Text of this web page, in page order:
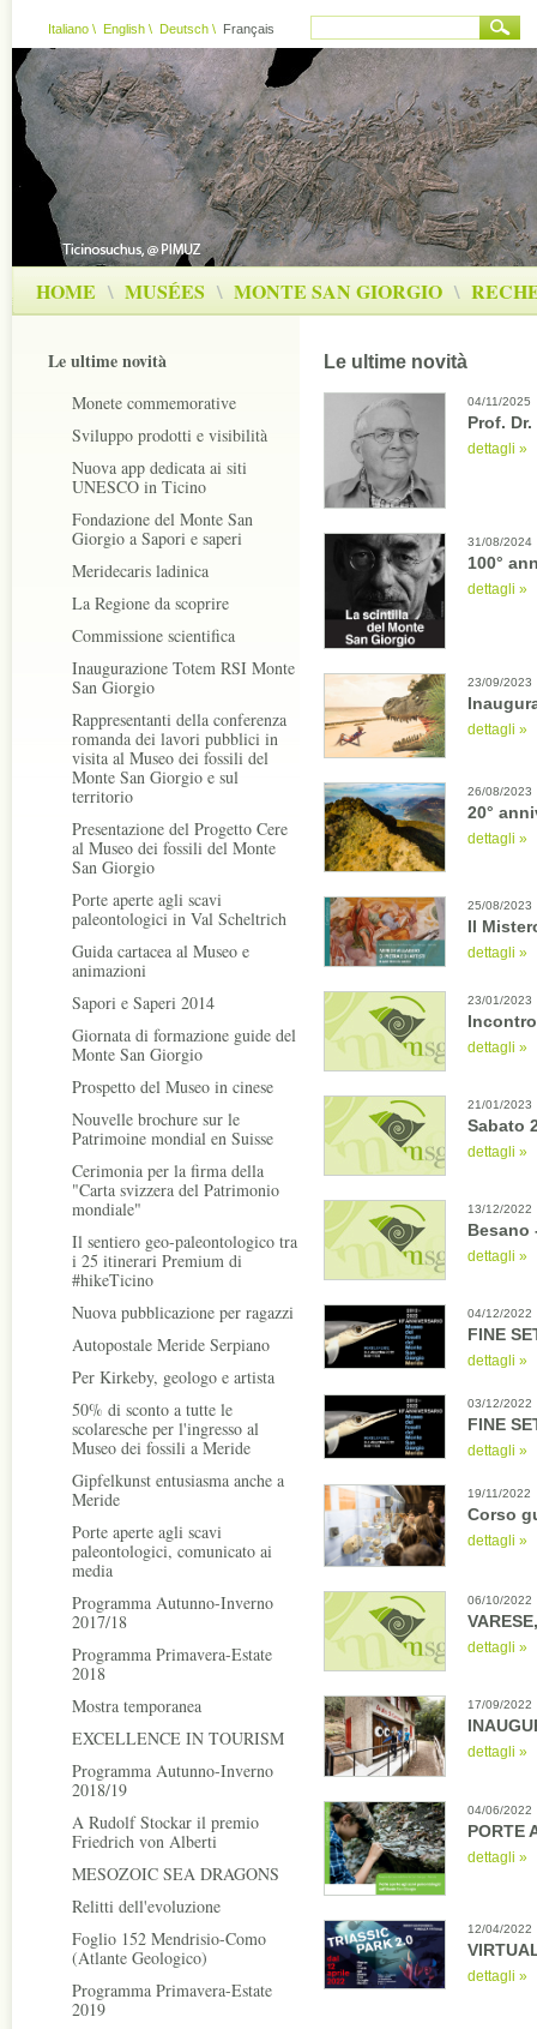
Italiano \ English \ Deutsch \ Français
HOME \ MUSÉES \ MONTE SAN GIORGIO \
Le ultime novità
Monete commemorative
Sviluppo prodotti e visibilità
Nuova app dedicata ai siti
UNESCO in Ticino
Fondazione del Monte San
Giorgio a Sapori e saperi
Meridecaris ladinica
La Regione da scoprire
Commissione scientifica
Inaugurazione Totem RSI Monte
San Giorgio
Rappresentanti della conferenza
romanda dei lavori pubblici in
visita al Museo dei fossili del
Monte San Giorgio e sul
territorio
Presentazione del Progetto Cere
al Museo dei fossili del Monte
San Giorgio
Porte aperte agli scavi
paleontologici in Val Scheltrich
Guida cartacea al Museo e
animazioni
Sapori e Saperi 2014
Giornata di formazione guide del
Monte San Giorgio
Prospetto del Museo in cinese
Nouvelle brochure sur le
Patrimoine mondial en Suisse
Cerimonia per la firma della
"Carta svizzera del Patrimonio
mondiale"
Il sentiero geo-paleontologico tra
i 25 itinerari Premium di
#hikeTicino
Nuova pubblicazione per ragazzi
Autopostale Meride Serpiano
Per Kirkeby, geologo e artista
50% di sconto a tutte le
scolaresche per l'ingresso al
Museo dei fossili a Meride
Gipfelkunst entusiasma anche a
Meride
Porte aperte agli scavi
paleontologici, comunicato ai
media
Programma Autunno-Inverno
2017/18
Programma Primavera-Estate
2018
Mostra temporanea
EXCELLENCE IN TOURISM
Programma Autunno-Inverno
2018/19
A Rudolf Stockar il premio
Friedrich von Alberti
MESOZOIC SEA DRAGONS
Relitti dell'evoluzione
Foglio 152 Mendrisio-Como
(Atlante Geologico)
Programma Primavera-Estate
2019
Le ultime novità
04/11/2025
Prof.
dettagli »
31/08/2024
100°
dettagli »
23/09/2023
dettagli »
26/08/2023
20°
dettagli »
25/08/2023
Il
dettagli »
23/01/2023
dettagli »
21/01/2023
Sabato
dettagli »
13/12/2022
Besano
dettagli »
04/12/2022
FINE
dettagli »
03/12/2022
FINE
dettagli »
19/11/2022
Corso
dettagli »
06/10/2022
dettagli »
17/09/2022
dettagli »
04/06/2022
PORTE
dettagli »
12/04/2022
dettagli »